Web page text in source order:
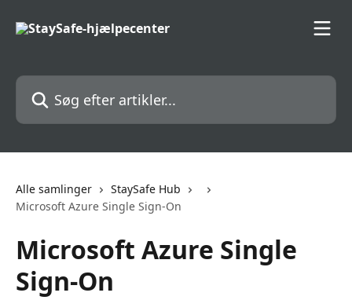
Søg efter artikler...
Alle samlinger
StaySafe Hub
Microsoft Azure Single Sign-On
Microsoft Azure Single
Sign-On